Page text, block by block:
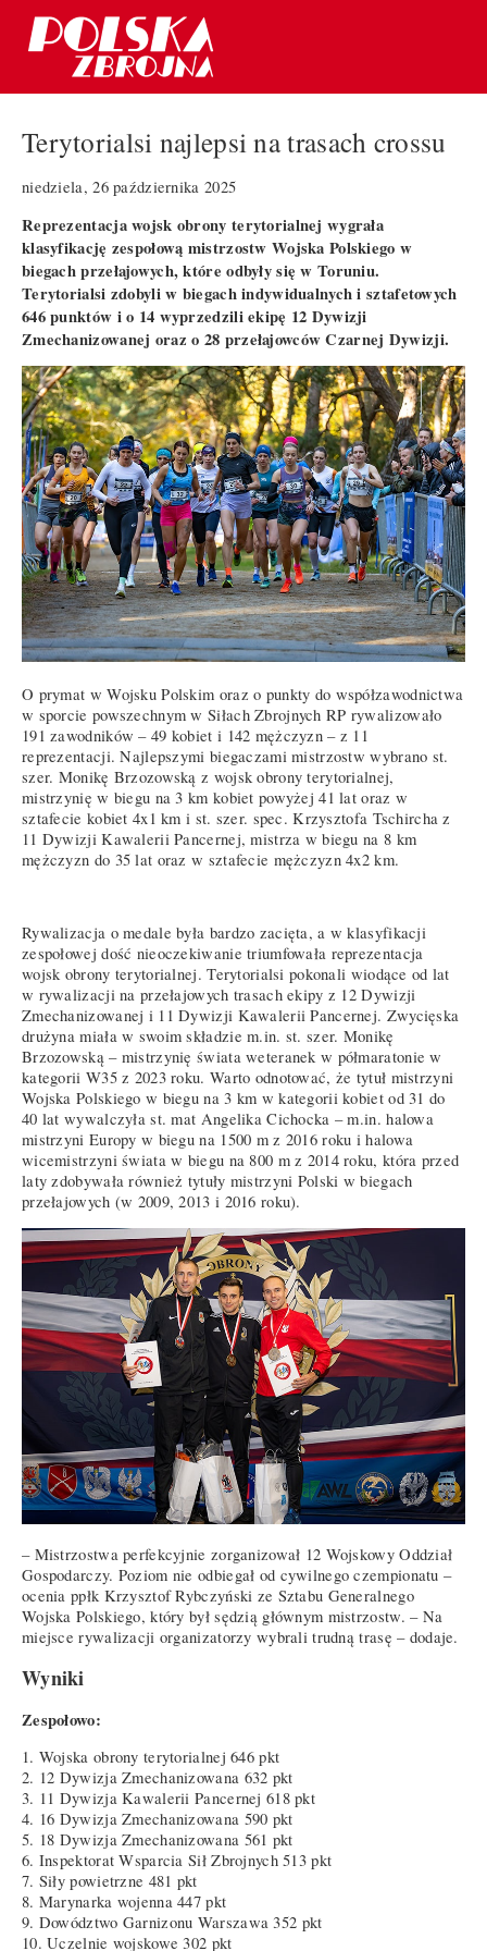
Terytorialsi najlepsi na trasach crossu
niedziela, 26 października 2025
Reprezentacja wojsk obrony terytorialnej wygrała
klasyfikację zespołową mistrzostw Wojska Polskiego w
biegach przełajowych, które odbyły się w Toruniu.
Terytorialsi zdobyli w biegach indywidualnych i sztafetowych
646 punktów i o 14 wyprzedzili ekipę 12 Dywizji
Zmechanizowanej oraz o 28 przełajowców Czarnej Dywizji.
O prymat w Wojsku Polskim oraz o punkty do współzawodnictwa
w sporcie powszechnym w Siłach Zbrojnych RP rywalizowało
191 zawodników – 49 kobiet i 142 mężczyzn – z 11
reprezentacji. Najlepszymi biegaczami mistrzostw wybrano st.
szer. Monikę Brzozowską z wojsk obrony terytorialnej,
mistrzynię w biegu na 3 km kobiet powyżej 41 lat oraz w
sztafecie kobiet 4x1 km i st. szer. spec. Krzysztofa Tschircha z
11 Dywizji Kawalerii Pancernej, mistrza w biegu na 8 km
mężczyzn do 35 lat oraz w sztafecie mężczyzn 4x2 km.
Rywalizacja o medale była bardzo zacięta, a w klasyfikacji
zespołowej dość nieoczekiwanie triumfowała reprezentacja
wojsk obrony terytorialnej. Terytorialsi pokonali wiodące od lat
w rywalizacji na przełajowych trasach ekipy z 12 Dywizji
Zmechanizowanej i 11 Dywizji Kawalerii Pancernej. Zwycięska
drużyna miała w swoim składzie m.in. st. szer. Monikę
Brzozowską – mistrzynię świata weteranek w półmaratonie w
kategorii W35 z 2023 roku. Warto odnotować, że tytuł mistrzyni
Wojska Polskiego w biegu na 3 km w kategorii kobiet od 31 do
40 lat wywalczyła st. mat Angelika Cichocka – m.in. halowa
mistrzyni Europy w biegu na 1500 m z 2016 roku i halowa
wicemistrzyni świata w biegu na 800 m z 2014 roku, która przed
laty zdobywała również tytuły mistrzyni Polski w biegach
przełajowych (w 2009, 2013 i 2016 roku).
– Mistrzostwa perfekcyjnie zorganizował 12 Wojskowy Oddział
Gospodarczy. Poziom nie odbiegał od cywilnego czempionatu –
ocenia ppłk Krzysztof Rybczyński ze Sztabu Generalnego
Wojska Polskiego, który był sędzią głównym mistrzostw. – Na
miejsce rywalizacji organizatorzy wybrali trudną trasę – dodaje.
Wyniki
Zespołowo:
1. Wojska obrony terytorialnej 646 pkt
2. 12 Dywizja Zmechanizowana 632 pkt
3. 11 Dywizja Kawalerii Pancernej 618 pkt
4. 16 Dywizja Zmechanizowana 590 pkt
5. 18 Dywizja Zmechanizowana 561 pkt
6. Inspektorat Wsparcia Sił Zbrojnych 513 pkt
7. Siły powietrzne 481 pkt
8. Marynarka wojenna 447 pkt
9. Dowództwo Garnizonu Warszawa 352 pkt
10. Uczelnie wojskowe 302 pkt